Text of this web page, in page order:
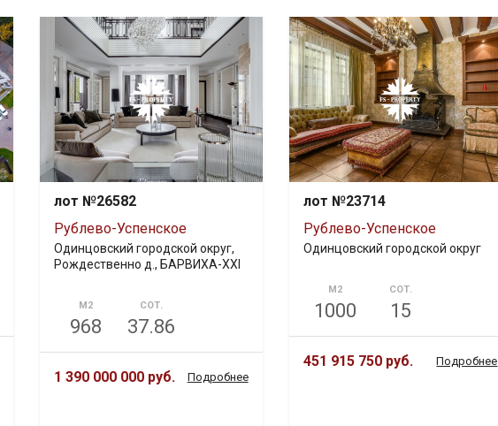
лот №26582
Рублево-Успенское
Одинцовский городской округ,
Рождественно д., БАРВИХА-XXI
М2
968
СОТ.
37.86
1 390 000 000 руб. Подробнее
лот №23714
Рублево-Успенское
Одинцовский городской округ
М2
1000
СОТ.
15
451 915 750 руб. Подробнее